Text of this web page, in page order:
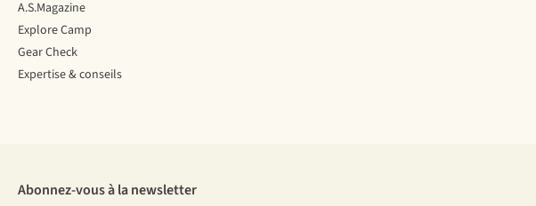
A.S.Magazine
Explore Camp
Gear Check
Expertise & conseils
Abonnez-vous à la newsletter